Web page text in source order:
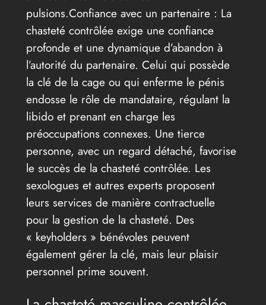
pulsions.Confiance avec un partenaire : La
chasteté contrôlée exige une confiance
profonde et une dynamique d’abandon à
l’autorité du partenaire. Celui qui possède
la clé de la cage ou qui enferme le pénis
endosse le rôle de mandataire, régulant la
libido et prenant en charge les
préoccupations connexes. Une tierce
personne, avec un regard détaché, favorise
le succès de la chasteté contrôlée. Les
sexologues et autres experts proposent
leurs services de manière contractuelle
pour la gestion de la chasteté. Des
« keyholders » bénévoles peuvent
également gérer la clé, mais leur plaisir
personnel prime souvent.